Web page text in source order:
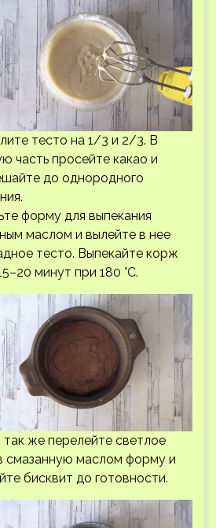
тесто на 1/3 и 2/3. В
часть просейте какао и
до однородного
форму для выпекания
маслом и вылейте в нее
тесто. Выпекайте корж
минут при 180 °С.
так же перелейте светлое
смазанную маслом форму и
бисквит до готовности.